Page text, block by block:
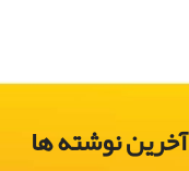
آخرین نوشته ها